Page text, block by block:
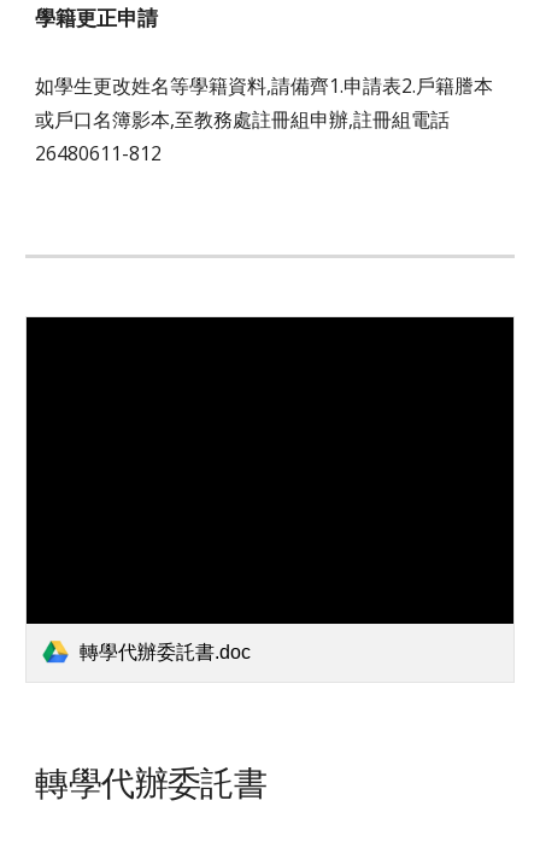
學籍更正申請
如學生更改姓名等學籍資料,請備齊1.申請表2.戶籍謄本
或戶口名簿影本,至教務處註冊組申辦,註冊組電話
26480611-812
轉學代辦委託書.doc
轉學代辦委託書